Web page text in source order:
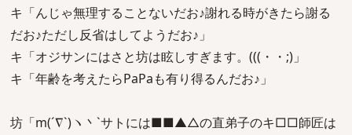
キ「んじゃ無理することないだお♪謝れる時がきたら謝る
だお♪ただし反省はしてようだお♪」
キ「オジサンにはさと坊は眩しすぎます。(((・・;)」
キ「年齢を考えたらPaPaも有り得るんだお♪」
坊「m(´∇`)ヽ丶`サトには■■▲△の直弟子のキ□□師匠は